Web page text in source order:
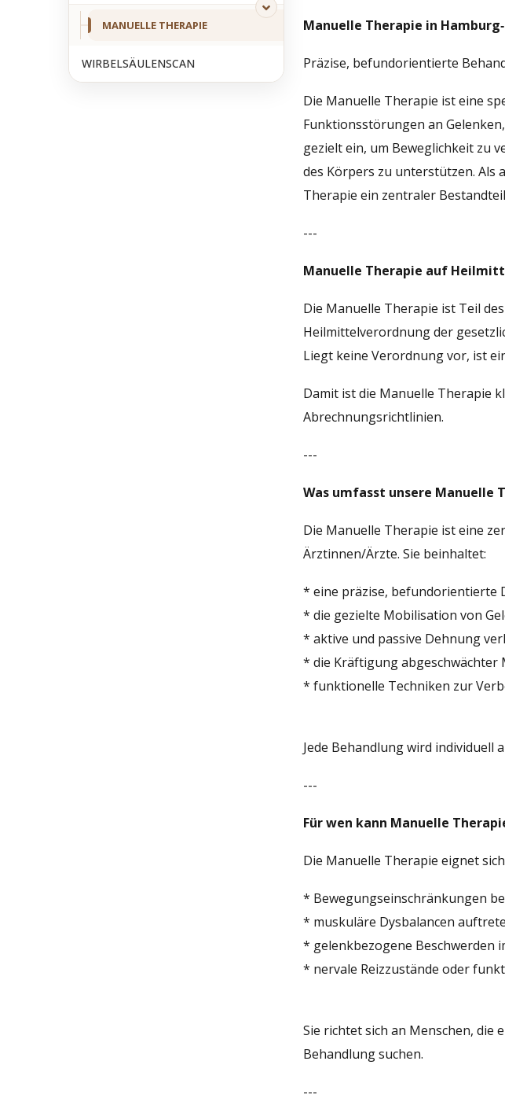
MANUELLE THERAPIE
WIRBELSÄULENSCAN
Manuelle Therapie in
Präzise, befundorientierte
Die Manuelle Therapie ist eine
Funktionsstörungen an
gezielt ein, um Beweglichkeit zu
des Körpers zu unterstützen. Als
Therapie ein zentraler
---
Manuelle Therapie auf
Die Manuelle Therapie ist Teil
Heilmittelverordnung der
Liegt keine Verordnung vor, ist
Damit ist die Manuelle Therapie
Abrechnungsrichtlinien.
---
Was umfasst unsere Manuelle
Die Manuelle Therapie ist eine
Ärztinnen/Ärzte. Sie beinhaltet:
* eine präzise, befundorientierte
* die gezielte Mobilisation von
* aktive und passive Dehnung
* die Kräftigung abgeschwächter
* funktionelle Techniken zur
Jede Behandlung wird individuell
---
Für wen kann Manuelle
Die Manuelle Therapie eignet
* Bewegungseinschränkungen
* muskuläre Dysbalancen
* gelenkbezogene Beschwerden
* nervale Reizzustände oder
Sie richtet sich an Menschen,
Behandlung suchen.
---